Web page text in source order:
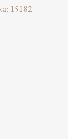
15182